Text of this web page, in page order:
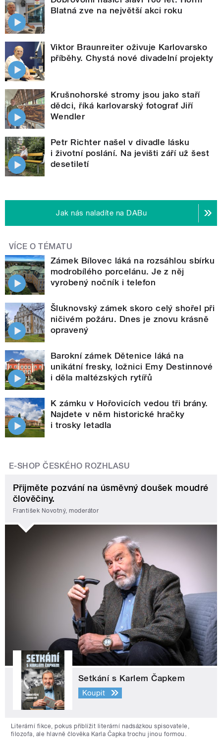
Blatná zve na největší akci roku
Viktor Braunreiter oživuje Karlovarsko
příběhy. Chystá nové divadelní projekty
Krušnohorské stromy jsou jako staří
dědci, říká karlovarský fotograf Jiří
Wendler
Petr Richter našel v divadle lásku
i životní poslání. Na jevišti září už šest
desetiletí
Jak nás naladíte na DABu
VÍCE O TÉMATU
Zámek Bílovec láká na rozsáhlou sbírku
modrobílého porcelánu. Je z něj
vyrobený nočník i telefon
Šluknovský zámek skoro celý shořel při
ničivém požáru. Dnes je znovu krásně
opravený
Barokní zámek Dětenice láká na
unikátní fresky, ložnici Emy Destinnové
i děla maltézských rytířů
K zámku v Hořovicích vedou tři brány.
Najdete v něm historické hračky
i trosky letadla
E-SHOP ČESKÉHO ROZHLASU
Přijměte pozvání na úsměvný doušek moudré
člověčiny.
František Novotný, moderátor
Setkání s Karlem Čapkem
Koupit
Literární fikce, pokus přiblížit literární nadsázkou spisovatele,
filozofa, ale hlavně člověka Karla Čapka trochu jinou formou.